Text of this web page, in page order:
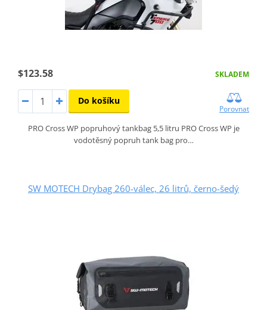
$123.58 SKLADEM
Do košíku
Porovnat
PRO Cross WP popruhový tankbag 5,5 litru PRO Cross WP je
vodotěsný popruh tank bag pro…
SW MOTECH Drybag 260-válec, 26 litrů, černo-šedý